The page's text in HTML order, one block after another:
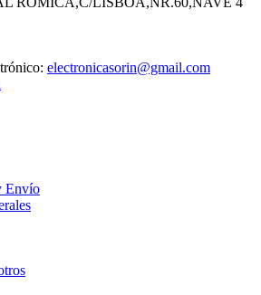
electronicasorin@gmail.com
Envío